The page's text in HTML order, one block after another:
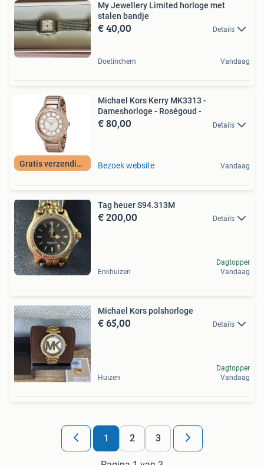
My Jewellery Limited horloge met
stalen bandje
€ 40,00 Details
Doetinchem Vandaag
Gratis verzending
Michael Kors Kerry MK3313 -
Dameshorloge - Roségoud -
€ 80,00 Details
Bezoek website Vandaag
Tag heuer S94.313M
€ 200,00 Details
Enkhuizen
Dagtopper
Vandaag
Michael Kors polshorloge
€ 65,00 Details
Huizen
Dagtopper
Vandaag
1 2 3